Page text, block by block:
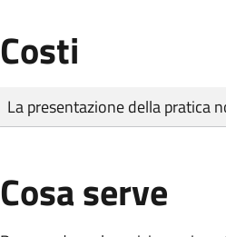
Costi
Tipo di pagamento
Importo
La presentazione della pratica
Cosa serve